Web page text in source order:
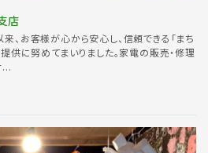
店
、お客様が心から安心し、信頼できる「まち
供に努めてまいりました。家電の販売・修理
...